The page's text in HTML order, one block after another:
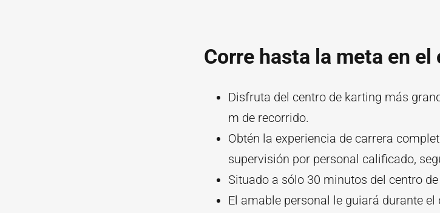
Corre hasta la meta en
Disfruta del centro de karting más
m de recorrido.
Obtén la experiencia de carrera
supervisión por personal calificado,
Situado a sólo 30 minutos del centro
El amable personal le guiará durante